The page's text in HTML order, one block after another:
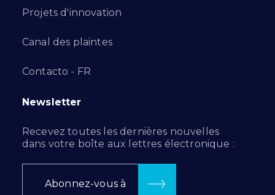
Projets d'innovation
Canal des plaintes
Contacto - FR
Newsletter
Recevez toutes les dernières nouvelles
dans votre boîte aux lettres électronique :
Abonnez-vous à